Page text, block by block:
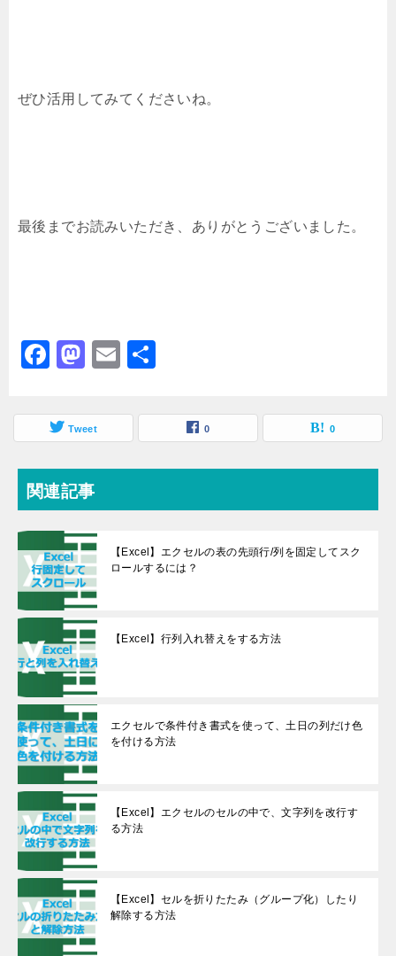
ぜひ活用してみてくださいね。
最後までお読みいただき、ありがとうございました。
F
c
e
b
o
o
k
M
st
o
d
o
n
E
ai
l
Tweet 0 0
関連記事
【Excel】エクセルの表の先頭行/列を固定してスク
ロールするには？
【Excel】行列入れ替えをする方法
エクセルで条件付き書式を使って、土日の列だけ色
を付ける方法
【Excel】エクセルのセルの中で、文字列を改行す
る方法
【Excel】セルを折りたたみ（グループ化）したり
解除する方法